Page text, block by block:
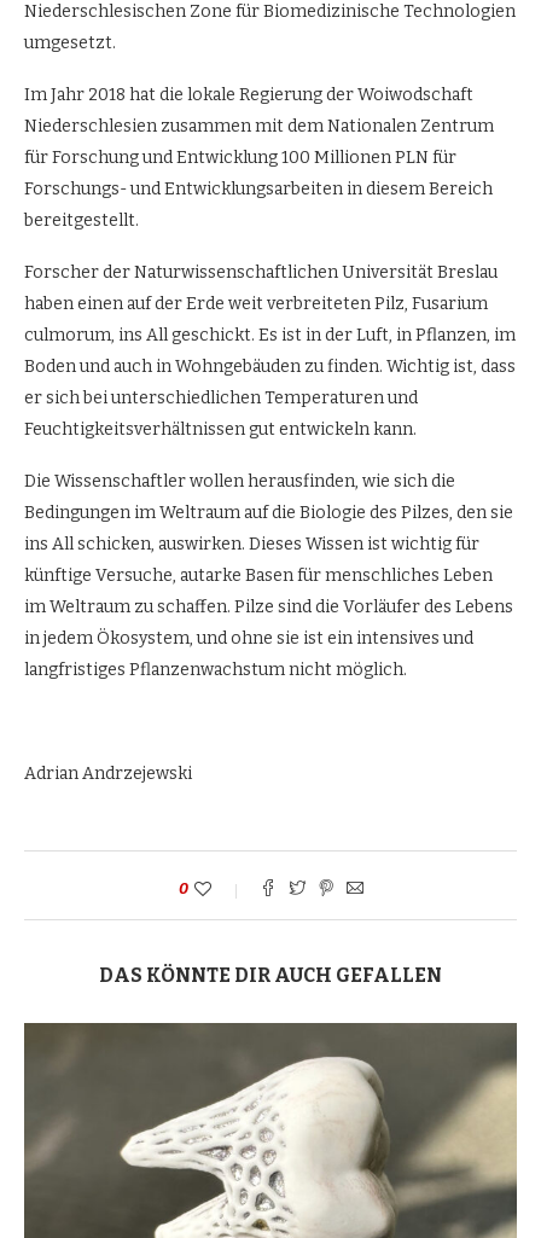
Niederschlesischen Zone für Biomedizinische Technologien
umgesetzt.
Im Jahr 2018 hat die lokale Regierung der Woiwodschaft
Niederschlesien zusammen mit dem Nationalen Zentrum
für Forschung und Entwicklung 100 Millionen PLN für
Forschungs- und Entwicklungsarbeiten in diesem Bereich
bereitgestellt.
Forscher der Naturwissenschaftlichen Universität Breslau
haben einen auf der Erde weit verbreiteten Pilz, Fusarium
culmorum, ins All geschickt. Es ist in der Luft, in Pflanzen, im
Boden und auch in Wohngebäuden zu finden. Wichtig ist, dass
er sich bei unterschiedlichen Temperaturen und
Feuchtigkeitsverhältnissen gut entwickeln kann.
Die Wissenschaftler wollen herausfinden, wie sich die
Bedingungen im Weltraum auf die Biologie des Pilzes, den sie
ins All schicken, auswirken. Dieses Wissen ist wichtig für
künftige Versuche, autarke Basen für menschliches Leben
im Weltraum zu schaffen. Pilze sind die Vorläufer des Lebens
in jedem Ökosystem, und ohne sie ist ein intensives und
langfristiges Pflanzenwachstum nicht möglich.
Adrian Andrzejewski
0
DAS KÖNNTE DIR AUCH GEFALLEN